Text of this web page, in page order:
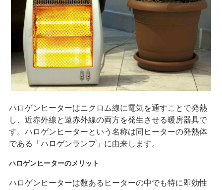
ハロゲンヒーターはニクロム線に電気を通すことで発熱
し、近赤外線と遠赤外線の両方を発生させる暖房器具で
す。ハロゲンヒーターという名称は同ヒーターの発熱体
である「ハロゲンランプ」に由来します。
ハロゲンヒーターのメリット
ハロゲンヒーターは数あるヒーターの中でも特に即効性